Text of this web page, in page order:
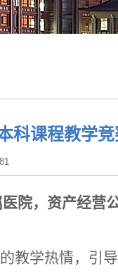
科课程教学竞
院，资产经营
教学热情，引